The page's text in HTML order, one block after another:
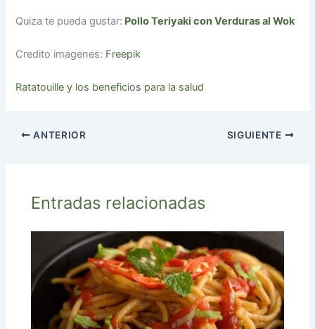
Quiza te pueda gustar: Pollo Teriyaki con Verduras al Wok
Credito imagenes: Freepik
Ratatouille y los beneficios para la salud
ANTERIOR SIGUIENTE
Entradas relacionadas